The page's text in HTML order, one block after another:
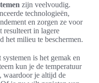
zijn veelvoudig.
technologieën,
en zorgen ze voor
resulteert in lagere
het milieu te beschermen.
is het gemak en
kun je de temperatuur
waardoor je altijd de